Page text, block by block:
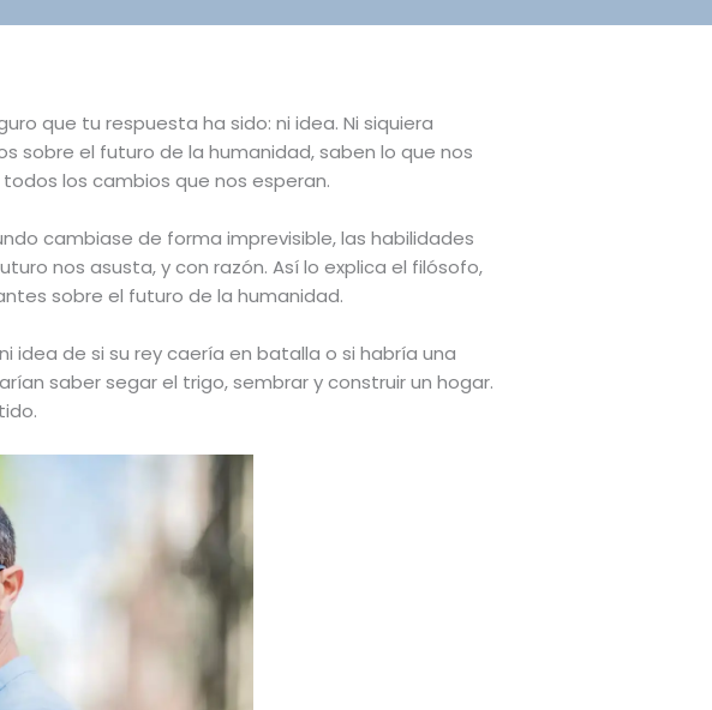
que tu respuesta ha sido: ni idea. Ni siquiera
sobre el futuro de la humanidad, saben lo que nos
los cambios que nos esperan.
cambiase de forma imprevisible, las habilidades
nos asusta, y con razón. Así lo explica el filósofo,
sobre el futuro de la humanidad.
idea de si su rey caería en batalla o si habría una
saber segar el trigo, sembrar y construir un hogar.